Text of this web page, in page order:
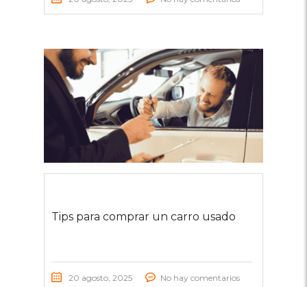
Tips para comprar un carro usado
20 agosto, 2025 No hay comentarios